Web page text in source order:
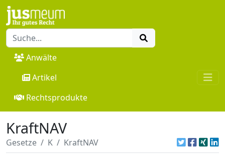
Anwälte
Artikel
Rechtsprodukte
KraftNAV
Gesetze K KraftNAV